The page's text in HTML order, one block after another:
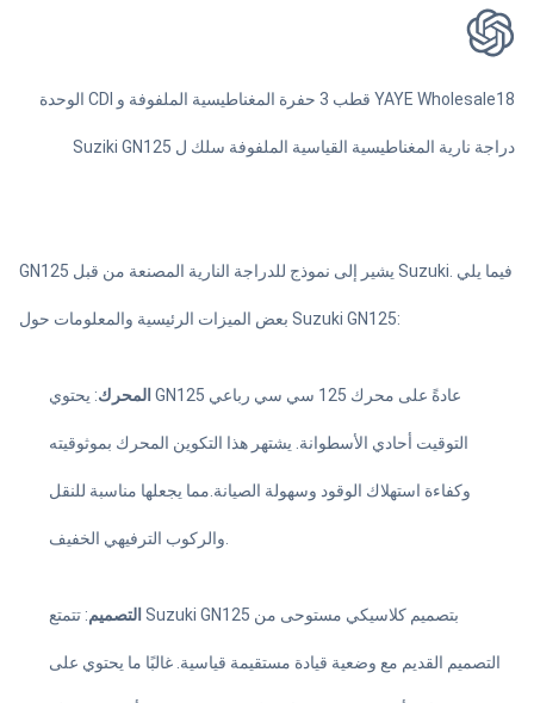
YAYE Wholesale18 قطب 3 حفرة المغناطيسية الملفوفة و CDI الوحدة
دراجة نارية المغناطيسية القياسية الملفوفة سلك ل Suziki GN125
GN125 يشير إلى نموذج للدراجة النارية المصنعة من قبل Suzuki. فيما يلي
بعض الميزات الرئيسية والمعلومات حول Suzuki GN125:
المحرك: يحتوي GN125 عادةً على محرك 125 سي سي رباعي
التوقيت أحادي الأسطوانة. يشتهر هذا التكوين المحرك بموثوقيته
وكفاءة استهلاك الوقود وسهولة الصيانة.مما يجعلها مناسبة للنقل
التصميم: تتمتع Suzuki GN125 بتصميم كلاسيكي مستوحى من
التصميم القديم مع وضعية قيادة مستقيمة قياسية. غالبًا ما يحتوي على